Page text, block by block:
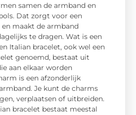
samen de armband en
Dat zorgt voor een
maakt de armband
te dragen. Wat is een
Italian bracelet, ook wel een
genoemd, bestaat uit
aan elkaar worden
is een afzonderlijk
Je kunt de charms
verplaatsen of uitbreiden.
bracelet bestaat meestal